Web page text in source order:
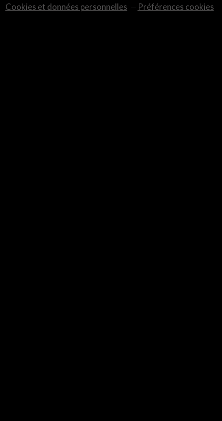
Cookies et données personnelles
Préférences cookies